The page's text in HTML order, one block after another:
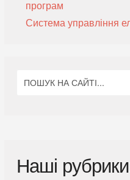
програм
Система управління
Наші